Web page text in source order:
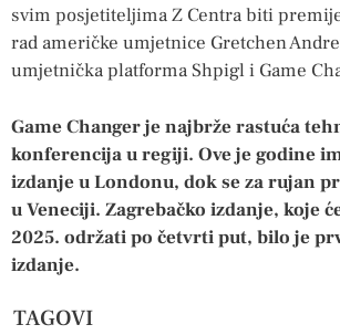
svim posjetiteljima Z Centra biti
rad američke umjetnice Gretchen
umjetnička platforma Shpigl i Game
Game Changer je najbrže rastuća
konferencija u regiji. Ove je godine
izdanje u Londonu, dok se za rujan
u Veneciji. Zagrebačko izdanje, koje
2025. održati po četvrti put, bilo je
izdanje.
TAGOVI